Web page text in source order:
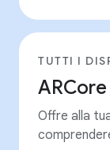
TUTTI I
Offre alla